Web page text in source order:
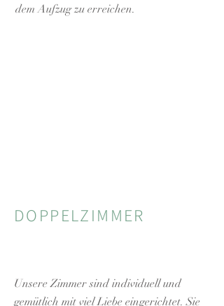
dem Aufzug zu erreichen.
DOPPELZIMMER
Unsere Zimmer sind individuell und
gemütlich mit viel Liebe eingerichtet. Sie